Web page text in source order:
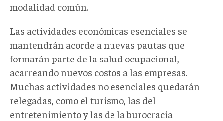
modalidad común.
Las actividades económicas esenciales se
mantendrán acorde a nuevas pautas que
formarán parte de la salud ocupacional,
acarreando nuevos costos a las empresas.
Muchas actividades no esenciales quedarán
relegadas, como el turismo, las del
entretenimiento y las de la burocracia